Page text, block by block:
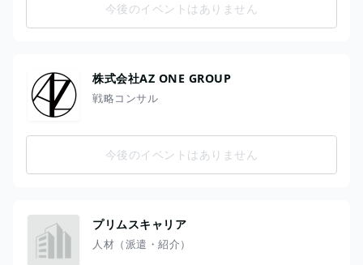
今後のイベントはありません
株式会社AZ ONE GROUP
戦略コンサル
今後のイベントはありません
プリムスキャリア
人材（派遣・紹介）